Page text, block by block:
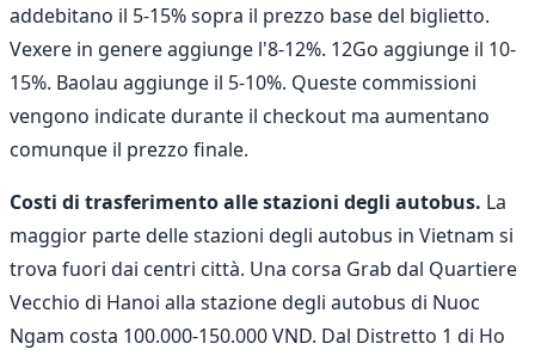
addebitano il 5-15% sopra il prezzo base del biglietto.
Vexere in genere aggiunge l'8-12%. 12Go aggiunge il 10-
15%. Baolau aggiunge il 5-10%. Queste commissioni
vengono indicate durante il checkout ma aumentano
comunque il prezzo finale.
Costi di trasferimento alle stazioni degli autobus. La
maggior parte delle stazioni degli autobus in Vietnam si
trova fuori dai centri città. Una corsa Grab dal Quartiere
Vecchio di Hanoi alla stazione degli autobus di Nuoc
Ngam costa 100.000-150.000 VND. Dal Distretto 1 di Ho